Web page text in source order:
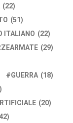
(22)
(51)
ITALIANO (22)
(29)
GUERRA (18)
(20)